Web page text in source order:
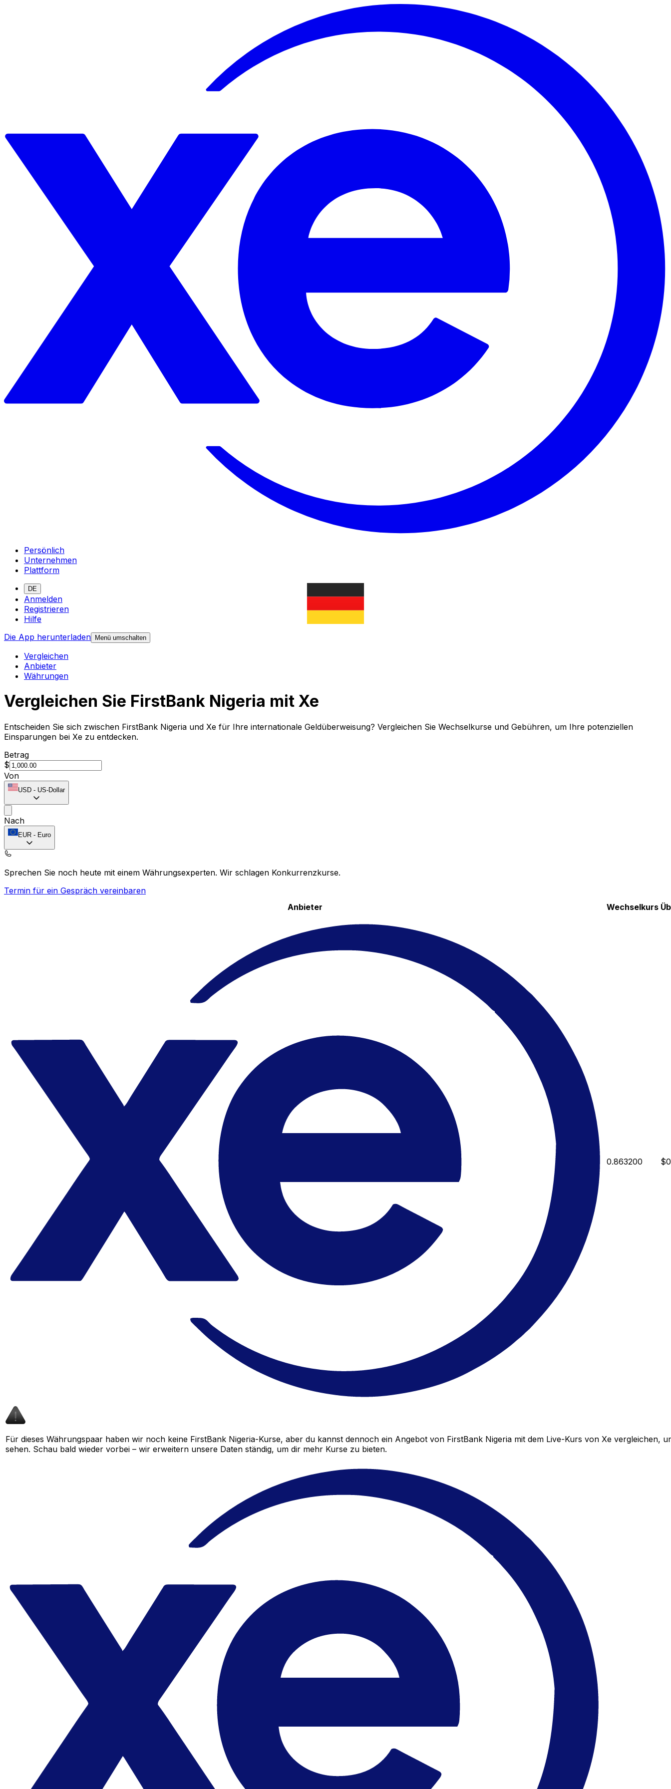
Persönlich
Unternehmen
Plattform
DE
Anmelden
Registrieren
Hilfe
Die App herunterladen Menü umschalten
Vergleichen
Anbieter
Währungen
Vergleichen Sie FirstBank Nigeria mit Xe
Entscheiden Sie sich zwischen FirstBank Nigeria und Xe für Ihre internationale Geldüberweisung? Vergleichen Sie Wechselkurse und Gebühren, um Ihre potenziellen
Einsparungen bei Xe zu entdecken.
Betrag
$
Von
USD - US-Dollar
Nach
EUR - Euro
Sprechen Sie noch heute mit einem Währungsexperten. Wir schlagen Konkurrenzkurse.
Termin für ein Gespräch vereinbaren
Anbieter
Wechselkurs
0.863200 $0
Für dieses Währungspaar haben wir noch keine FirstBank Nigeria-Kurse, aber du kannst dennoch ein Angebot von FirstBank Nigeria mit dem Live-Kurs von Xe vergleichen,
sehen. Schau bald wieder vorbei – wir erweitern unsere Daten ständig, um dir mehr Kurse zu bieten.